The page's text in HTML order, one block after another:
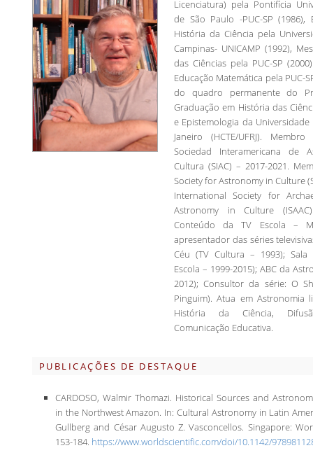
Licenciatura) pela Pontifícia
de São Paulo -PUC-SP (1986),
História da Ciência pela
Campinas- UNICAMP (1992),
das Ciências pela PUC-SP
Educação Matemática pela PUC-
do quadro permanente do
Graduação em História das
e Epistemologia da
Janeiro (HCTE/UFRJ).
Sociedad Interamericana de
Cultura (SIAC) – 2017-2021.
Society for Astronomy in Culture
International Society for
Astronomy in Culture
Conteúdo da TV Escola –
apresentador das séries
Céu (TV Cultura – 1993); Sala
Escola – 1999-2015); ABC da
2012); Consultor da série: O
Pinguim). Atua em Astronomia
História da Ciência,
Comunicação Educativa.
PUBLICAÇÕES DE DESTAQUE
CARDOSO, Walmir Thomazi. Historical Sources and
in the Northwest Amazon. In: Cultural Astronomy in Latin
Gullberg and César Augusto Z. Vasconcellos. Singapore:
153-184. https://www.worldscientific.com/doi/10.1142/